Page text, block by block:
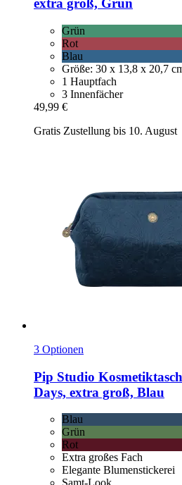
extra groß, Grün
Grün
Rot
Blau
Größe: 30 x 13,8 x 20,7
1 Hauptfach
3 Innenfächer
49,99 €
Gratis Zustellung bis 10. August
3 Optionen
Pip Studio
Days, extra groß, Blau
Blau
Grün
Rot
Extra großes Fach
Elegante Blumenstickerei